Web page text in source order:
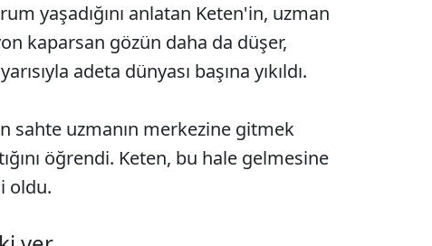
yaşadığını anlatan Keten'in, uzman
kaparsan gözün daha da düşer,
adeta dünyası başına yıkıldı.
sahte uzmanın merkezine gitmek
öğrendi. Keten, bu hale gelmesine
oldu.